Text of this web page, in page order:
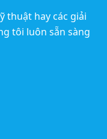
thuật hay các giải
tôi luôn sẵn sàng